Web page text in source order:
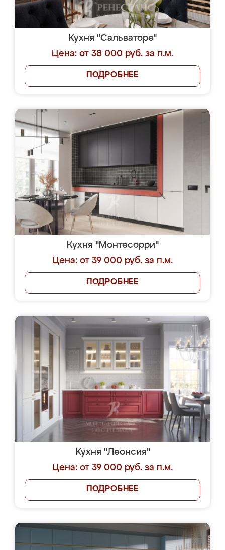
Кухня "Сальваторе"
Цена: от 38 000 руб. за п.м.
ПОДРОБНЕЕ
Кухня "Монтесорри"
Цена: от 39 000 руб. за п.м.
ПОДРОБНЕЕ
Кухня "Леонсия"
Цена: от 39 000 руб. за п.м.
ПОДРОБНЕЕ